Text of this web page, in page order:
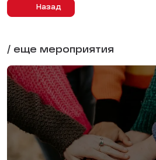
Назад
/ еще мероприятия